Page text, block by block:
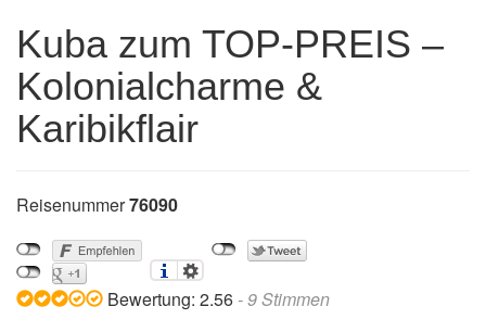
Kuba zum TOP-PREIS –
Kolonialcharme &
Karibikflair
Reisenummer76090
Bewertung: 2.56 -9Stimmen